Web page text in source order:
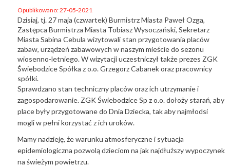
Opublikowano: 27-05-2021
Dzisiaj, tj. 27 maja (czwartek) Burmistrz Miasta Paweł Ozga,
Zastępca Burmistrza Miasta Tobiasz Wysoczański, Sekretarz
Miasta Sabina Cebula wizytowali stan przygotowania placów
zabaw, urządzeń zabawowych w naszym mieście do sezonu
wiosenno-letniego. W wizytacji uczestniczył także prezes ZGK
Świebodzice Spółka z o.o. Grzegorz Cabanek oraz pracownicy
spółki.
Sprawdzano stan techniczny placów oraz ich utrzymanie i
zagospodarowanie. ZGK Świebodzice Sp z o.o. dołoży starań, aby
place były przygotowane do Dnia Dziecka, tak aby najmłodsi
mogli w pełni korzystać z ich uroków.
Mamy nadzieję, że warunku atmosferyczne i sytuacja
epidemiologiczna pozwolą dzieciom na jak najdłuższy wypoczynek
na świeżym powietrzu.